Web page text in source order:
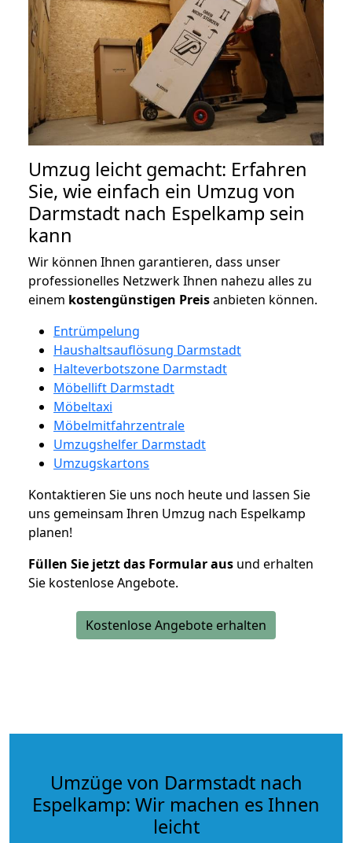
Umzug leicht gemacht: Erfahren
Sie, wie einfach ein Umzug von
Darmstadt nach Espelkamp sein
kann
Wir können Ihnen garantieren, dass unser
professionelles Netzwerk Ihnen nahezu alles zu
einem kostengünstigen Preisanbieten können.
Entrümpelung
Haushaltsauflösung Darmstadt
Halteverbotszone Darmstadt
Möbellift Darmstadt
Möbeltaxi
Möbelmitfahrzentrale
Umzugshelfer Darmstadt
Umzugskartons
Kontaktieren Sie uns noch heute und lassen Sie
uns gemeinsam Ihren Umzug nach Espelkamp
planen!
Füllen Sie jetzt das Formular aus und erhalten
Sie kostenlose Angebote.
Kostenlose Angebote erhalten
Umzüge von Darmstadt nach
Espelkamp: Wir machen es Ihnen
leicht